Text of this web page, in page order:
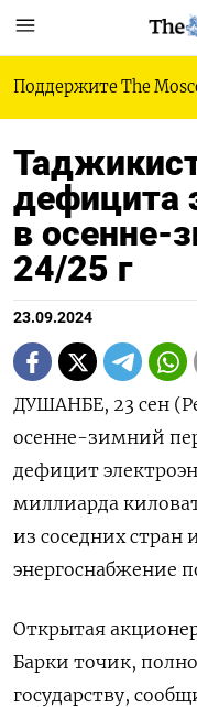
Поддержите The
дефицита
в осенне-
24/25 г
23.09.2024
ДУШАНБЕ, 23 сен
осенне-зимний
дефицит
миллиарда
из соседних стран
энергоснабжение
Открытая
Барки точик,
государству,